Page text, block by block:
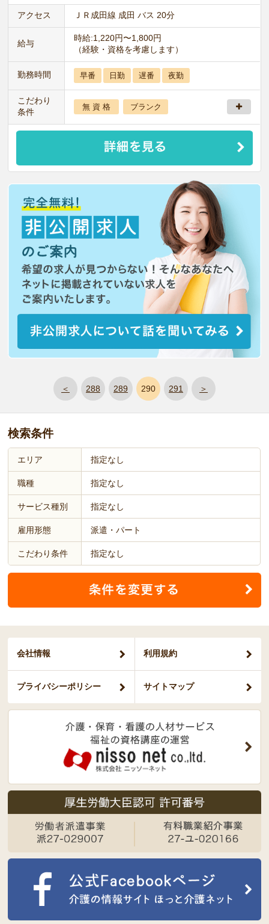
アクセス ＪＲ成田線 成田 バス 20分
給与
時給:1,220円〜1,800円
（経験・資格を考慮します）
勤務時間 早番 日勤 遅番 夜勤
こだわり
条件
無 資 格 ブランク
＜ 288 289 290 291 ＞
検索条件
エリア 指定なし
職種 指定なし
サービス種別 指定なし
雇用形態 派遣・パート
こだわり条件 指定なし
会社情報 利用規約
プライバシーポリシー サイトマップ